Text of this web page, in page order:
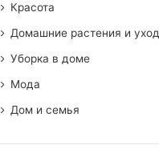
Красота
Домашние растения и уход
Уборка в доме
Мода
Дом и семья